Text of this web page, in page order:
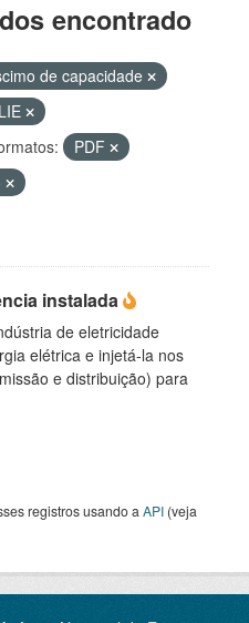
encontrado
de capacidade
PDF
instalada
de eletricidade
elétrica e injetá-la nos
e distribuição) para
registros usando a API (veja